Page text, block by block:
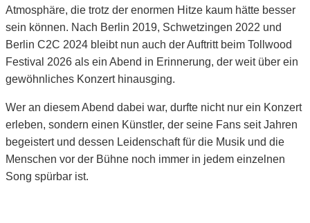
Atmosphäre, die trotz der enormen Hitze kaum hätte besser
sein können. Nach Berlin 2019, Schwetzingen 2022 und
Berlin C2C 2024 bleibt nun auch der Auftritt beim Tollwood
Festival 2026 als ein Abend in Erinnerung, der weit über ein
gewöhnliches Konzert hinausging.
Wer an diesem Abend dabei war, durfte nicht nur ein Konzert
erleben, sondern einen Künstler, der seine Fans seit Jahren
begeistert und dessen Leidenschaft für die Musik und die
Menschen vor der Bühne noch immer in jedem einzelnen
Song spürbar ist.